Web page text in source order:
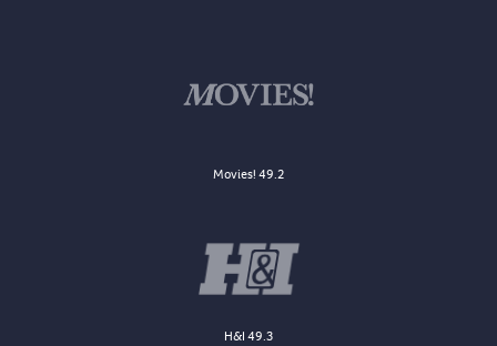
Movies! 49.2
H&I 49.3